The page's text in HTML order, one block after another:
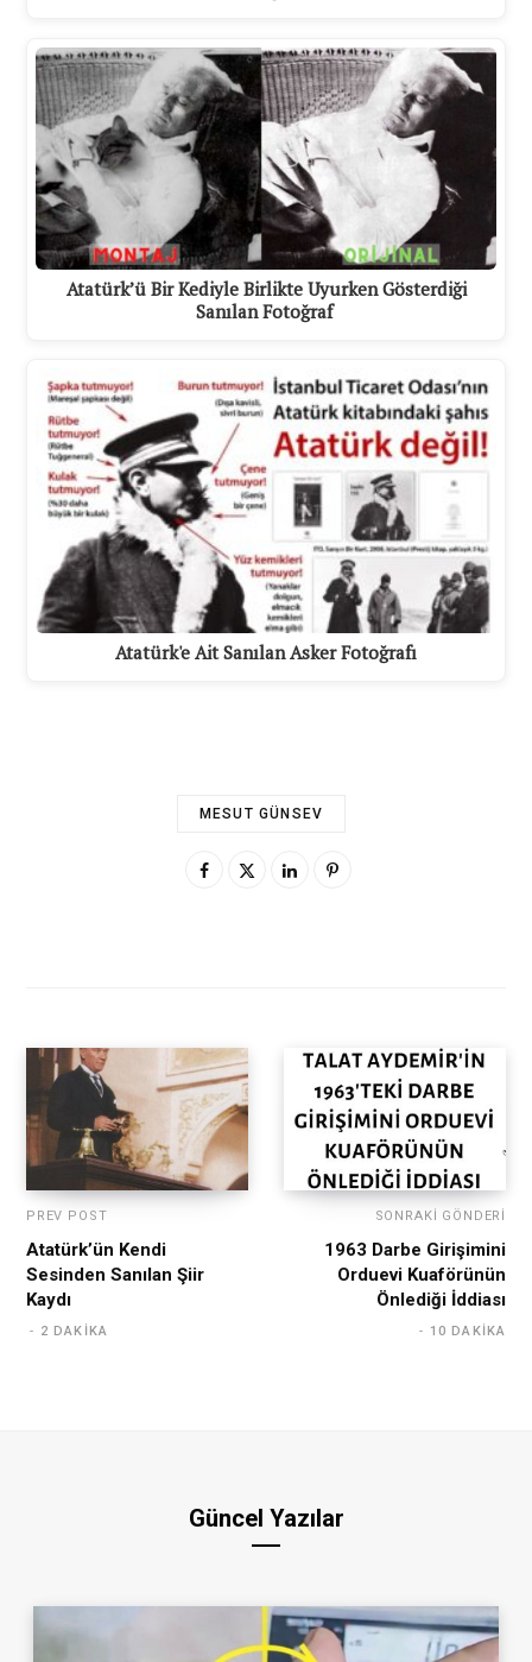
Atatürk’ü Bir Kediyle Birlikte Uyurken Gösterdiği
Sanılan Fotoğraf
Atatürk'e Ait Sanılan Asker Fotoğrafı
MESUT GÜNSEV
PREV POST
Atatürk’ün Kendi
Sesinden Sanılan Şiir
Kaydı
2 DAKIKA
SONRAKI GÖNDERI
1963 Darbe Girişimini
Orduevi Kuaförünün
Önlediği İddiası
10 DAKIKA
Güncel Yazılar